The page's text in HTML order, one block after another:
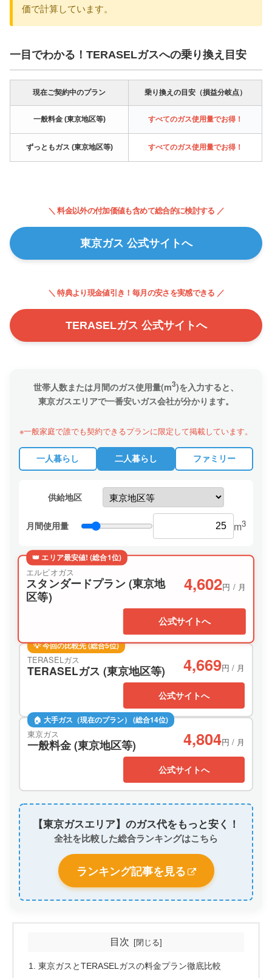
価で計算しています。
一目でわかる！TERASELガスへの乗り換え目安
現在ご契約中のプラン 乗り換えの目安（損益分岐点）
一般料金 (東京地区等) すべてのガス使用量でお得！
ずっともガス (東京地区等) すべてのガス使用量でお得！
＼ 料金以外の付加価値も含めて総合的に検討する ／
東京ガス 公式サイトへ
＼ 特典より現金値引き！毎月の安さを実感できる ／
TERASELガス 公式サイトへ
世帯人数または月間のガス使用量(m3)を入力すると、
東京ガスエリアで一番安いガス会社が分かります。
※一般家庭で誰でも契約できるプランに限定して掲載しています。
一人暮らし 二人暮らし ファミリー
供給地区
月間使用量 m3
👑 エリア最安値! (総合1位)
エルピオガス
スタンダードプラン (東京地
区等)
4,602円 / 月
公式サイトへ
💡 今回の比較先 (総合5位)
TERASELガス
TERASELガス (東京地区等) 4,669円 / 月
公式サイトへ
🏠 大手ガス（現在のプラン） (総合14位)
東京ガス
一般料金 (東京地区等) 4,804円 / 月
公式サイトへ
【東京ガスエリア】のガス代をもっと安く！
全社を比較した総合ランキングはこちら
ランキング記事を見る
目次
東京ガスとTERASELガスの料金プラン徹底比較